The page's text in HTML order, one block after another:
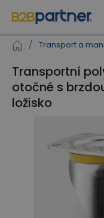
/ Transport a
Transportní
otočné s
ložisko